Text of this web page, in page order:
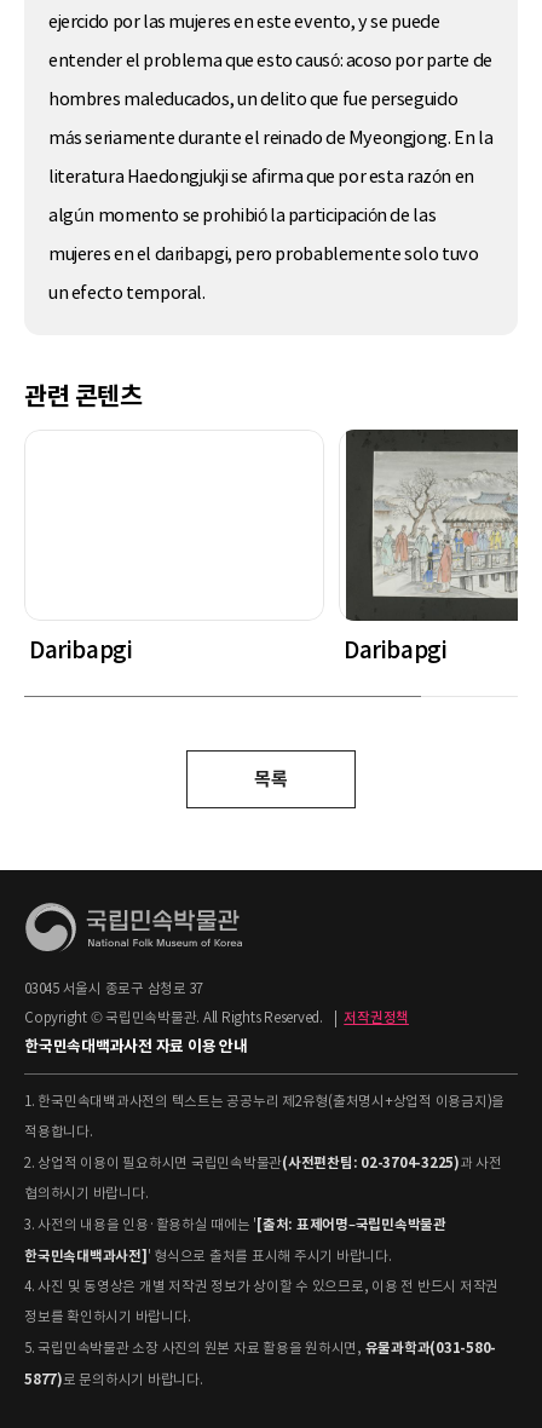
ejercido por las mujeres en este evento, y se puede
entender el problema que esto causó: acoso por parte de
hombres maleducados, un delito que fue perseguido
más seriamente durante el reinado de Myeongjong. En la
literatura Haedongjukji se afirma que por esta razón en
algún momento se prohibió la participación de las
mujeres en el daribapgi, pero probablemente solo tuvo
un efecto temporal.
관련 콘텐츠
Daribapgi Daribapgi
목록
03045 서울시 종로구 삼청로 37
Copyright © 국립민속박물관. All Rights Reserved.
저작권정책
한국민속대백과사전 자료 이용 안내
1. 한국민속대백과사전의 텍스트는 공공누리 제2유형(출처명시+상업적 이용금지)을
적용합니다.
2. 상업적 이용이 필요하시면 국립민속박물관(사전편찬팀: 02-3704-3225)과 사전
협의하시기 바랍니다.
3. 사전의 내용을 인용·활용하실 때에는 ' [출처: 표제어명–국립민속박물관
한국민속대백과사전] ' 형식으로 출처를 표시해 주시기 바랍니다.
4. 사진 및 동영상은 개별 저작권 정보가 상이할 수 있으므로, 이용 전 반드시 저작권
정보를 확인하시기 바랍니다.
5. 국립민속박물관 소장 사진의 원본 자료 활용을 원하시면, 유물과학과(031-580-
5877)로 문의하시기 바랍니다.